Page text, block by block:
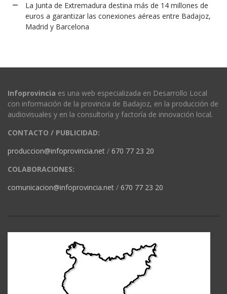
La Junta de Extremadura destina más de 14 millones de
euros a garantizar las conexiones aéreas entre Badajoz,
Madrid y Barcelona
Infoprovincia es una web especializada en Desarrollo Local
con información de la provincia de Badajoz, en la producción de
audiovisuales y en la consultoría y factoría de innovación local.
CONTACTO / PUBLICIDAD:
produccion@infoprovincia.net / 670 77 23 20
COLABORACIONES:
comunicacion@infoprovincia.net / 670 77 23 20